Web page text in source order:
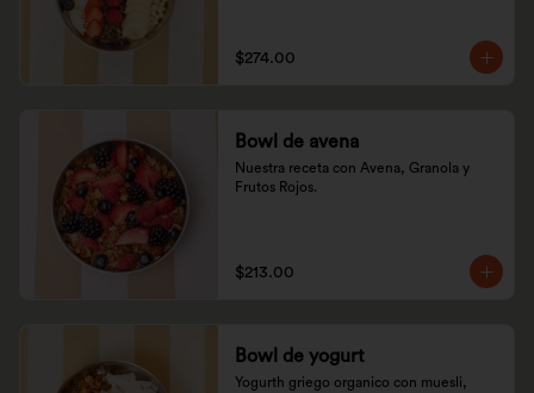
$274.00
Bowl de avena
Nuestra receta con Avena, Granola y
Frutos Rojos.
$213.00
Bowl de yogurt
Yogurth griego organico con muesli,